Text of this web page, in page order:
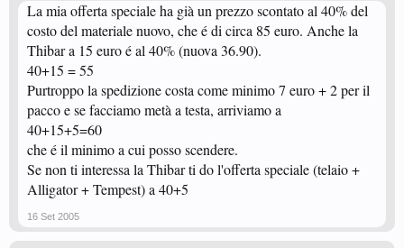
La mia offerta speciale ha già un prezzo scontato al 40% del
costo del materiale nuovo, che é di circa 85 euro. Anche la
Thibar a 15 euro é al 40% (nuova 36.90).
40+15 = 55
Purtroppo la spedizione costa come minimo 7 euro + 2 per il
pacco e se facciamo metà a testa, arriviamo a
40+15+5=60
che é il minimo a cui posso scendere.
Se non ti interessa la Thibar ti do l'offerta speciale (telaio +
Alligator + Tempest) a 40+5
16 Set 2005